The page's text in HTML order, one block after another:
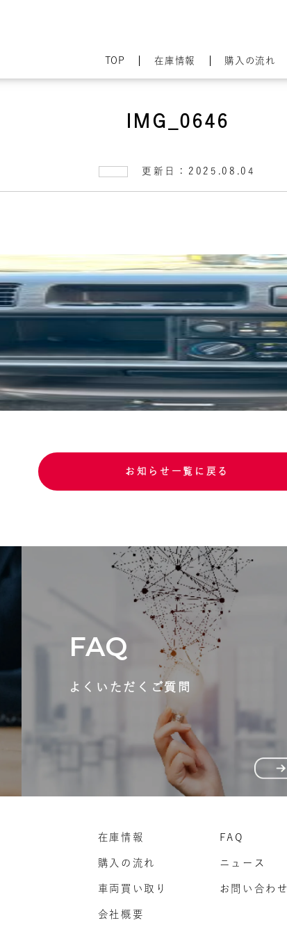
TOP 在庫情報 購入の流れ
IMG_0646
更新日：2025.08.04
お知らせ一覧に戻る
FAQ
よくいただくご質問
在庫情報
購入の流れ
車両買い取り
会社概要
FAQ
ニュース
お問い合わせ